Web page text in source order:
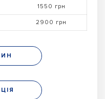
1550 грн
2900 грн